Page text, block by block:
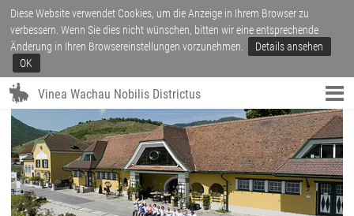
Diese Website verwendet Cookies, um die Anzeige in Ihrem Browser zu
verbessern. Wenn Sie dies nicht wünschen, bitten wir eine entsprechende
Änderung in Ihren Browsereinstellungen vorzunehmen.
Details ansehen
OK
Vinea Wachau Nobilis Districtus